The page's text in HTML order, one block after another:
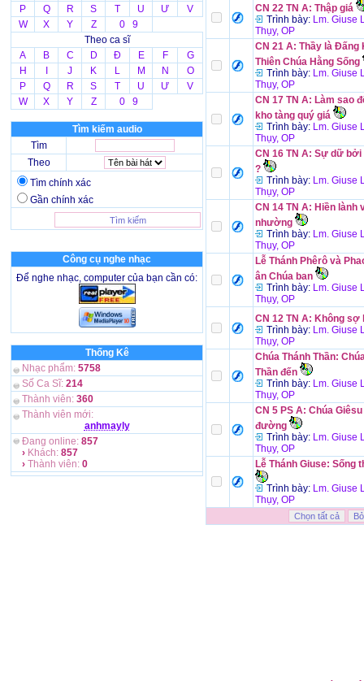
P
Q R S T U Ư
V
W
X Y Z
0 9
Theo ca sĩ
A
B C D Đ E F
G
H
J K L M N
O
P
Q R S T U Ư
V
W
X Y Z 0 9
Tìm kiếm audio
Tìm
Theo
Tìm chính xác
Gần chính xác
Công cụ nghe nhạc
Để nghe nhạc, computer của bạn cần có:
Thống Kê
Nhạc phẩm: 5758
Số Ca Sĩ: 214
Thành viên: 360
Thành viên mới:
anhmayly
Đang online: 857
› Khách: 857
› Thành viên: 0
CN 22 TN A: Thập giá
Trình bày: Lm. Giuse
Thụy, OP
CN 21 A: Thầy là Đấng
Thiên Chúa Hằng Sống
Trình bày: Lm. Giuse
Thụy, OP
CN 17 TN A: Làm sao
kho tàng quý giá
Trình bày: Lm. Giuse
Thụy, OP
CN 16 TN A: Sự dữ bởi
?
Trình bày: Lm. Giuse
Thụy, OP
CN 14 TN A: Hiền lành
nhường
Trình bày: Lm. Giuse
Thụy, OP
Lễ Thánh Phêrô và
ân Chúa ban
Trình bày: Lm. Giuse
Thụy, OP
CN 12 TN A: Không sợ
Trình bày: Lm. Giuse
Thụy, OP
Chúa Thánh Thần:
Thần đến
Trình bày: Lm. Giuse
Thụy, OP
CN 5 PS A: Chúa
đường
Trình bày: Lm. Giuse
Thụy, OP
Lễ Thánh Giuse: Sống
Trình bày: Lm. Giuse
Thụy, OP